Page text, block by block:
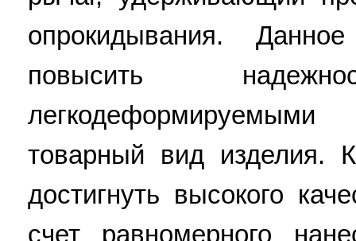
опрокидывания.
повысить
товарный вид изделия.
достигнуть высокого
счет равномерного